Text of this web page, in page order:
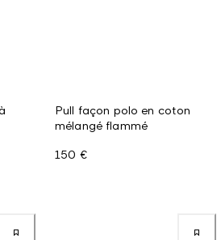
Pull façon polo en coton
mélangé flammé
150 €